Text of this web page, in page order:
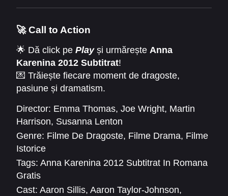
Online Subtitratîn HD.
🚀 Call to Action
🌟 Dă click pe Playși urmărește Anna
Karenina 2012 Subtitrat!
💌 Trăiește fiecare moment de dragoste,
pasiune și dramatism.
perfect pe marele ecran.
Director: Emma Thomas, Joe Wright, Martin
Harrison, Susanna Lenton
Genre: Filme De Dragoste, Filme Drama, Filme
Istorice
Tags: Anna Karenina 2012 Subtitrat In Romana
Gratis
Cast: Aaron Sillis, Aaron Taylor-Johnson,